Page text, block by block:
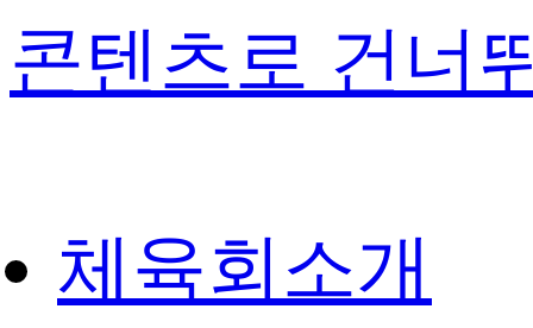
콘텐츠로 건너
체육회소개